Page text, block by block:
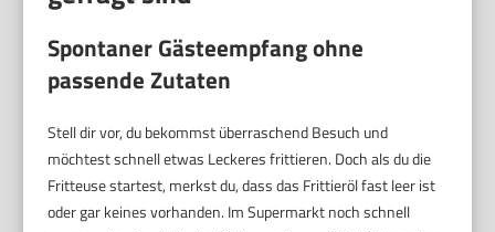
Spontaner Gästeempfang ohne
passende Zutaten
Stell dir vor, du bekommst überraschend Besuch und
möchtest schnell etwas Leckeres frittieren. Doch als du die
Fritteuse startest, merkst du, dass das Frittieröl fast leer ist
oder gar keines vorhanden. Im Supermarkt noch schnell